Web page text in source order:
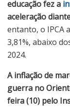
educação fez a
aceleração
entanto, o IPCA
3,81%, abaixo
2024.
A inflação de
guerra no
feira (10) pelo